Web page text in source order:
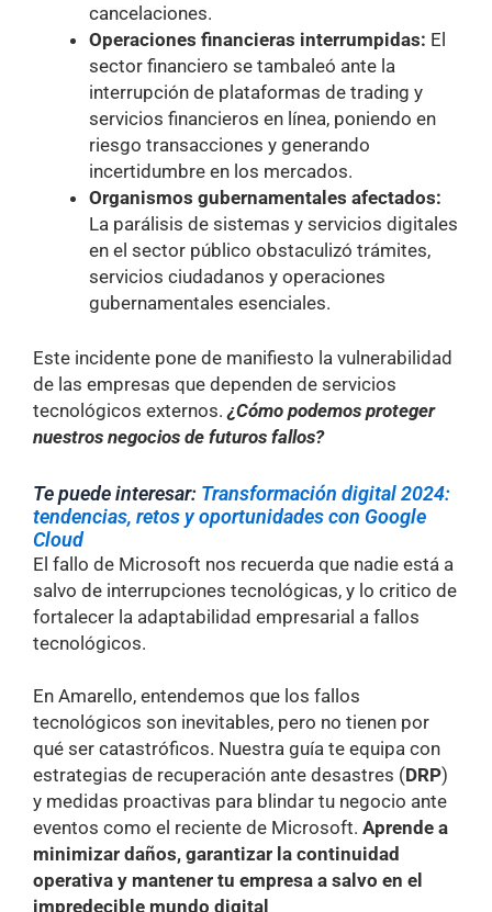
cancelaciones.
Operaciones financieras interrumpidas: El
sector financiero se tambaleó ante la
interrupción de plataformas de trading y
servicios financieros en línea, poniendo en
riesgo transacciones y generando
incertidumbre en los mercados.
Organismos gubernamentales afectados:
La parálisis de sistemas y servicios digitales
en el sector público obstaculizó trámites,
servicios ciudadanos y operaciones
gubernamentales esenciales.
Este incidente pone de manifiesto la vulnerabilidad
de las empresas que dependen de servicios
tecnológicos externos. ¿Cómo podemos proteger
nuestros negocios de futuros fallos?
Te puede interesar: Transformación digital 2024:
tendencias, retos y oportunidades con Google
Cloud
El fallo de Microsoft nos recuerda que nadie está a
salvo de interrupciones tecnológicas, y lo critico de
fortalecer la adaptabilidad empresarial a fallos
tecnológicos.
En Amarello, entendemos que los fallos
tecnológicos son inevitables, pero no tienen por
qué ser catastróficos. Nuestra guía te equipa con
estrategias de recuperación ante desastres (DRP)
y medidas proactivas para blindar tu negocio ante
eventos como el reciente de Microsoft. Aprende a
minimizar daños, garantizar la continuidad
operativa y mantener tu empresa a salvo en el
impredecible mundo digital